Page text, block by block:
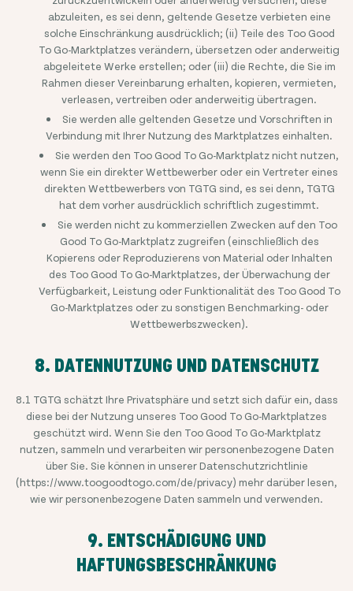
abzuleiten, es sei denn, geltende Gesetze verbieten eine
solche Einschränkung ausdrücklich; (ii) Teile des Too Good
To Go-Marktplatzes verändern, übersetzen oder anderweitig
abgeleitete Werke erstellen; oder (iii) die Rechte, die Sie im
Rahmen dieser Vereinbarung erhalten, kopieren, vermieten,
verleasen, vertreiben oder anderweitig übertragen.
Sie werden alle geltenden Gesetze und Vorschriften in
Verbindung mit Ihrer Nutzung des Marktplatzes einhalten.
Sie werden den Too Good To Go-Marktplatz nicht nutzen,
wenn Sie ein direkter Wettbewerber oder ein Vertreter eines
direkten Wettbewerbers von TGTG sind, es sei denn, TGTG
hat dem vorher ausdrücklich schriftlich zugestimmt.
Sie werden nicht zu kommerziellen Zwecken auf den Too
Good To Go-Marktplatz zugreifen (einschließlich des
Kopierens oder Reproduzierens von Material oder Inhalten
des Too Good To Go-Marktplatzes, der Überwachung der
Verfügbarkeit, Leistung oder Funktionalität des Too Good To
Go-Marktplatzes oder zu sonstigen Benchmarking- oder
Wettbewerbszwecken).
8. DATENNUTZUNG UND DATENSCHUTZ
8.1 TGTG schätzt Ihre Privatsphäre und setzt sich dafür ein, dass
diese bei der Nutzung unseres Too Good To Go-Marktplatzes
geschützt wird. Wenn Sie den Too Good To Go-Marktplatz
nutzen, sammeln und verarbeiten wir personenbezogene Daten
über Sie. Sie können in unserer Datenschutzrichtlinie
(https://www.toogoodtogo.com/de/privacy) mehr darüber lesen,
wie wir personenbezogene Daten sammeln und verwenden.
9. ENTSCHÄDIGUNG UND
HAFTUNGSBESCHRÄNKUNG